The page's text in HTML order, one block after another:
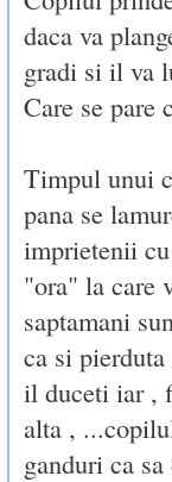
daca va
gradi si il va
Care se pare
Timpul unui
pana se
imprietenii
"ora" la care
saptamani
ca si
il duceti iar ,
alta ,
ganduri ca